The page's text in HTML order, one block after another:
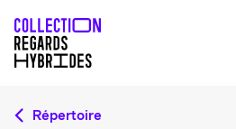
Répertoire